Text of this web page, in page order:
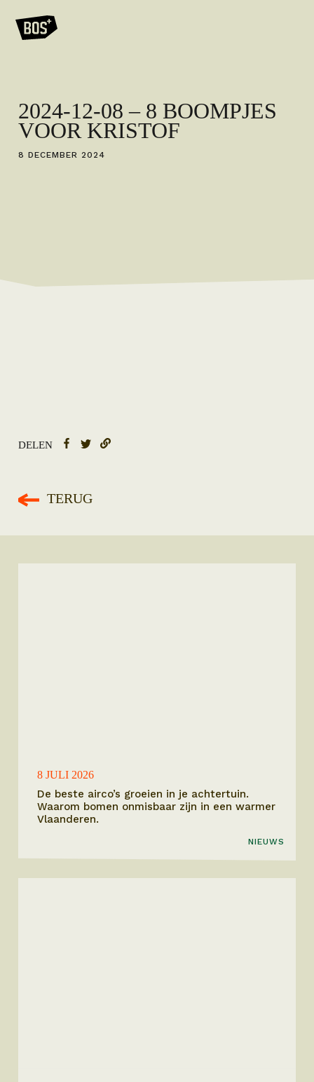
2024-12-08 – 8 BOOMPJES
VOOR KRISTOF
8 DECEMBER 2024
DELEN
TERUG
8 JULI 2026
De beste airco’s groeien in je achtertuin.
Waarom bomen onmisbaar zijn in een warmer
Vlaanderen.
NIEUWS